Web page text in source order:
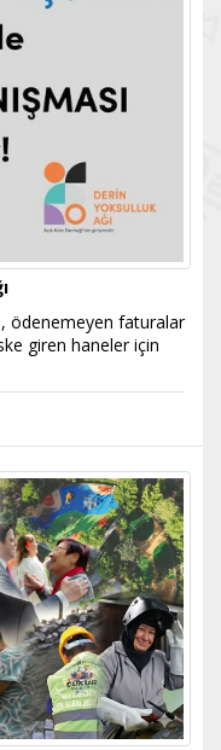
ödenemeyen faturalar
giren haneler için